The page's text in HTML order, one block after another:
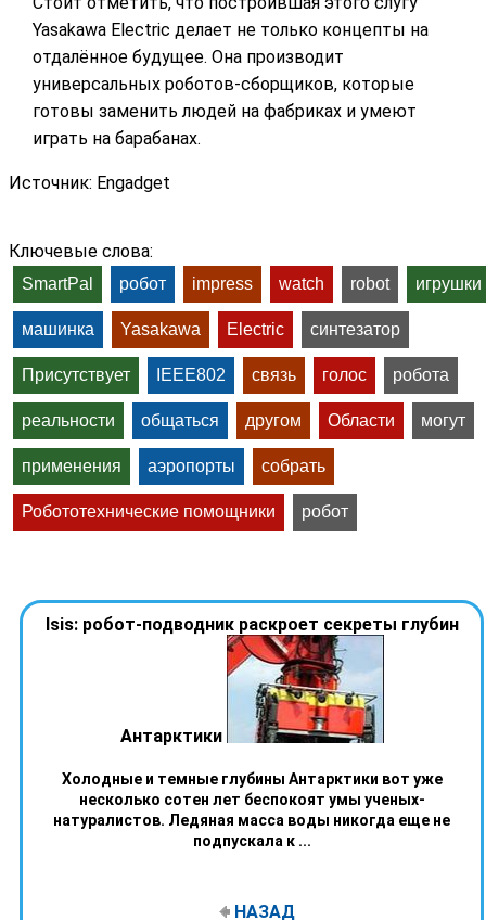
Yasakawa Electric делает не только концепты на
отдалённое будущее. Она производит
универсальных роботов-сборщиков, которые
готовы заменить людей на фабриках и умеют
играть на барабанах.
Источник: Engadget
Ключевые слова:
SmartPal робот impress watch robot игрушки
машинка Yasakawa Electric синтезатор
Присутствует IEEE802 связь голос робота
реальности общаться другом Области могут
применения аэропорты собрать
Робототехнические помощники робот
Isis: робот-подводник раскроет секреты глубин
Антарктики
Холодные и темные глубины Антарктики вот уже
несколько сотен лет беспокоят умы ученых-
натуралистов. Ледяная масса воды никогда еще не
подпускала к ...
НАЗАД